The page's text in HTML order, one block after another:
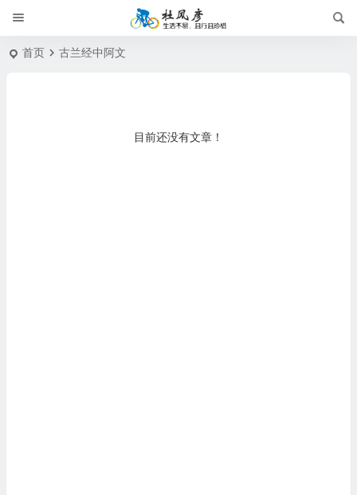
首页 古兰经中阿文
目前还没有文章！